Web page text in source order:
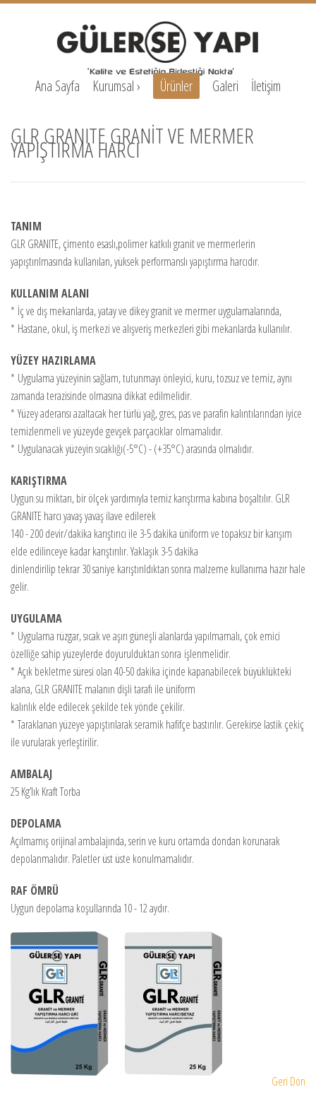
Ana Sayfa Kurumsal› Ürünler Galeri İletişim
GLR GRANITE GRANİT VE MERMER
YAPIŞTIRMA HARCI
TANIM
GLR GRANITE, çimento esaslı,polimer katkılı granit ve mermerlerin
yapıştırılmasında kullanılan, yüksek performanslı yapıştırma harcıdır.
KULLANIM ALANI
* İç ve dış mekanlarda, yatay ve dikey granit ve mermer uygulamalarında,
* Hastane, okul, iş merkezi ve alışveriş merkezleri gibi mekanlarda kullanılır.
YÜZEY HAZIRLAMA
* Uygulama yüzeyinin sağlam, tutunmayı önleyici, kuru, tozsuz ve temiz, aynı
zamanda terazisinde olmasına dikkat edilmelidir.
* Yüzey aderansı azaltacak her türlü yağ, gres, pas ve parafin kalıntılarından iyice
temizlenmeli ve yüzeyde gevşek parçacıklar olmamalıdır.
* Uygulanacak yüzeyin sıcaklığı(-5°C) - (+35°C) arasında olmalıdır.
KARIŞTIRMA
Uygun su miktarı, bir ölçek yardımıyla temiz karıştırma kabına boşaltılır. GLR
GRANITE harcı yavaş yavaş ilave edilerek
140 - 200 devir/dakika karıştırıcı ile 3-5 dakika üniform ve topaksız bir karışım
elde edilinceye kadar karıştırılır. Yaklaşık 3-5 dakika
dinlendirilip tekrar 30 saniye karıştırıldıktan sonra malzeme kullanıma hazır hale
gelir.
UYGULAMA
* Uygulama rüzgar, sıcak ve aşırı güneşli alanlarda yapılmamalı, çok emici
özelliğe sahip yüzeylerde doyurulduktan sonra işlenmelidir.
* Açık bekletme süresi olan 40-50 dakika içinde kapanabilecek büyüklükteki
alana, GLR GRANITE malanın dişli tarafı ile üniform
kalınlık elde edilecek şekilde tek yönde çekilir.
* Taraklanan yüzeye yapıştırılarak seramik hafifçe bastırılır. Gerekirse lastik çekiç
ile vurularak yerleştirilir.
AMBALAJ
25 Kg’lık Kraft Torba
DEPOLAMA
Açılmamış orijinal ambalajında, serin ve kuru ortamda dondan korunarak
depolanmalıdır. Paletler üst üste konulmamalıdır.
RAF ÖMRÜ
Uygun depolama koşullarında 10 - 12 aydır.
Geri Dön